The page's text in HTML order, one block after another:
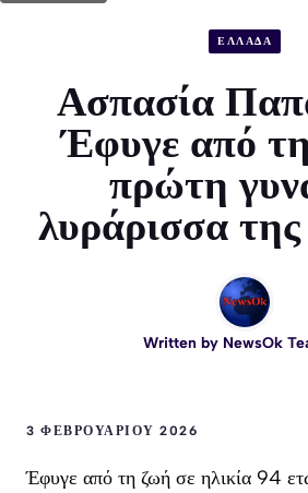
ΕΛΛΑΔΑ
Ασπασία
Έφυγε από
πρώτη
λυράρισσα
Written by NewsOk
3 ΦΕΒΡΟΥΑΡΊΟΥ 2026
Έφυγε από τη ζωή σε ηλικία 94